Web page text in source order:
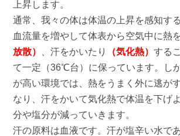
上昇します。
通常、我々の体は体温の上昇を感知す
血流量を増やして体表から空気中に熱
放散）
、汗をかいたり （気化熱）する
て一定（36℃台）に保っています。し
が高い環境では、熱をうまく外に逃が
なり、汗をかいて気化熱で体温を下げ
分や塩分が減っていきます。
汗の原料は血液です。汗が塩辛い水で